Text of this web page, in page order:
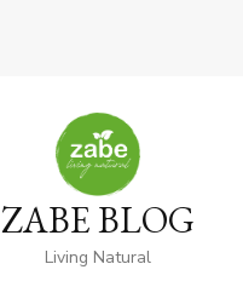
ZABE BLOG
Living Natural